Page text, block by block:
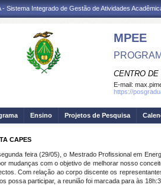
- Sistema Integrado de Gestão de Atividades
MPEE
CENTRO DE
E-mail:
https://
Ensino Projetos de Pesquisa
CAPES
feira (29/05), o Mestrado Profissional em
mudanças com o objetivo de melhorar nosso
Com relação ao corpo discente os
possa participar, a reunião foi marcada para às